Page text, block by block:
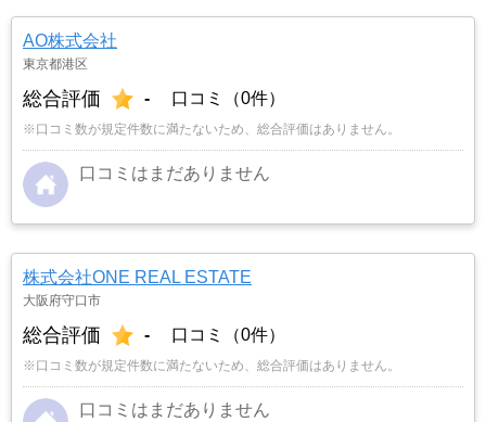
AO株式会社
東京都港区
総合評価 - 口コミ（0件）
※口コミ数が規定件数に満たないため、総合評価はありません。
口コミはまだありません
株式会社ONE REAL ESTATE
大阪府守口市
総合評価 - 口コミ（0件）
※口コミ数が規定件数に満たないため、総合評価はありません。
口コミはまだありません